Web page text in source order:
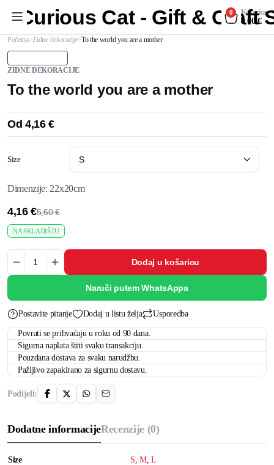
Curious Cat - Gift & Craft
0 Košarica
0,00€
Početna Zidne dekoracije To the world you are a mother
ZIDNE DEKORACIJE
To the world you are a mother
Od 4,16€
Size
Dimenzije: 22x20cm
5,60€
4,16€
NA SKLADIŠTU
Dodaj u košaricu
Naruči putem WhatsAppa
Postavite pitanje Dodaj u listu želja Usporedba
Povrati se prihvaćaju u roku od 90 dana.
Sigurna naplata štiti svaku transakciju.
Pouzdana dostava za svaku narudžbu.
Pažljivo zapakirano za sigurnu dostavu.
Podijeli:
Dodatne informacijeRecenzije (0)
Size S,M,L